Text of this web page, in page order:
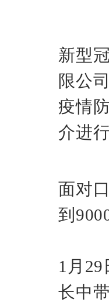
新型
限公
疫情
介进
面对
到
1月
长中